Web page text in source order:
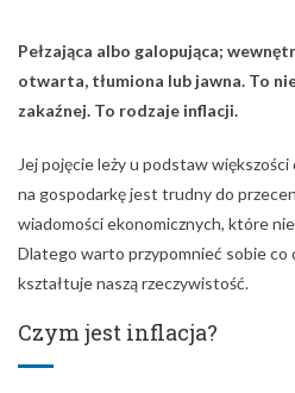
Pełzająca albo galopująca;
otwarta, tłumiona lub jawna. To
zakaźnej. To rodzaje inflacji.
Jej pojęcie leży u podstaw
na gospodarkę jest trudny do
wiadomości ekonomicznych, które
Dlatego warto przypomnieć sobie co
kształtuje naszą rzeczywistość.
Czym jest inflacja?